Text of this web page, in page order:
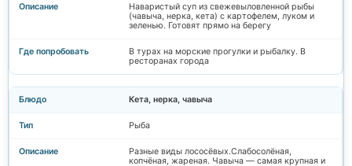
Наваристый суп из свежевыловленной рыбы
(чавыча, нерка, кета) с картофелем, луком и
зеленью. Готовят прямо на берегу
В турах на морские прогулки и рыбалку. В
ресторанах города
Кета, нерка, чавыча
Рыба
Разные виды лососёвых.Слабосолёная,
копчёная, жареная. Чавыча — самая крупная и